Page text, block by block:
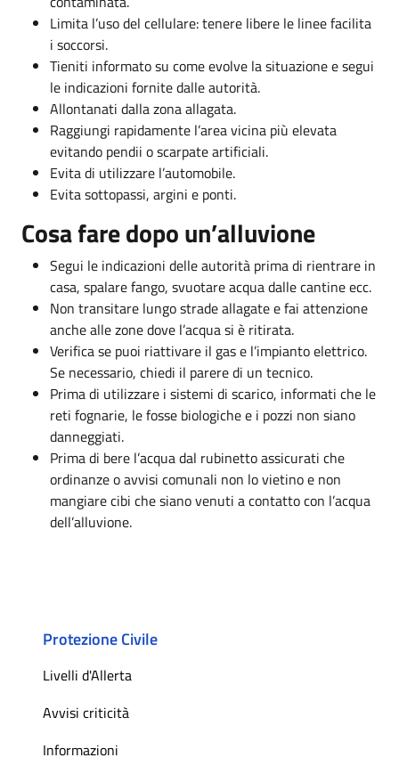
Limita l’uso del cellulare: tenere libere le linee facilita
i soccorsi.
Tieniti informato su come evolve la situazione e segui
le indicazioni fornite dalle autorità.
Allontanati dalla zona allagata.
Raggiungi rapidamente l’area vicina più elevata
evitando pendii o scarpate artificiali.
Evita di utilizzare l’automobile.
Evita sottopassi, argini e ponti.
Cosa fare dopo un’alluvione
Segui le indicazioni delle autorità prima di rientrare in
casa, spalare fango, svuotare acqua dalle cantine ecc.
Non transitare lungo strade allagate e fai attenzione
anche alle zone dove l’acqua si è ritirata.
Verifica se puoi riattivare il gas e l’impianto elettrico.
Se necessario, chiedi il parere di un tecnico.
Prima di utilizzare i sistemi di scarico, informati che le
reti fognarie, le fosse biologiche e i pozzi non siano
danneggiati.
Prima di bere l’acqua dal rubinetto assicurati che
ordinanze o avvisi comunali non lo vietino e non
mangiare cibi che siano venuti a contatto con l’acqua
dell’alluvione.
Protezione Civile
Livelli d'Allerta
Avvisi criticità
Informazioni